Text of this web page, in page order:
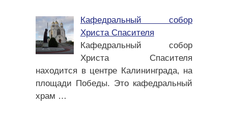
Кафедральный собор
Христа Спасителя
Кафедральный собор
Христа Спасителя
находится в центре Калининграда, на
площади Победы. Это кафедральный
храм …